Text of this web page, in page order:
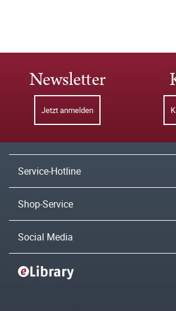
Newsletter
Jetzt anmelden
Service-Hotline
Shop-Service
Social Media